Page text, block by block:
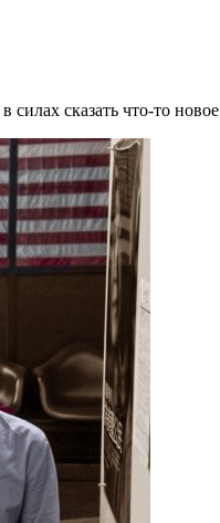
силах сказать что-то новое